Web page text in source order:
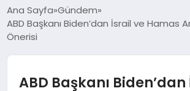
ANA SAYFA
GÜNDEM
Ana Sayfa Gündem
ABD Başkanı Biden’dan İsrail ve Hamas
Önerisi
ABD Başkanı